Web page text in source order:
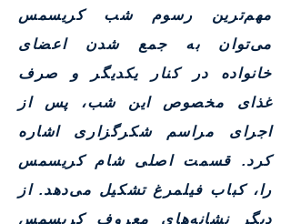
مهم‌ترین رسوم شب کریسمس
می‌توان به جمع شدن اعضای
خانواده در کنار یکدیگر و صرف
غذای مخصوص این شب، پس از
اجرای مراسم شکرگزاری اشاره
کرد. قسمت اصلی شام کریسمس
را، کباب فیلمرغ تشکیل می‌دهد. از
دیگر نشانه‌های معروف کریسمس